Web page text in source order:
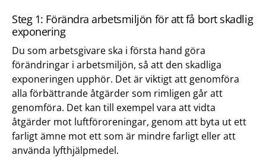
Steg 1: Förändra arbetsmiljön för att få bort skadlig
exponering
Du som arbetsgivare ska i första hand göra
förändringar i arbetsmiljön, så att den skadliga
exponeringen upphör. Det är viktigt att genomföra
alla förbättrande åtgärder som rimligen går att
genomföra. Det kan till exempel vara att vidta
åtgärder mot luftföroreningar, genom att byta ut ett
farligt ämne mot ett som är mindre farligt eller att
använda lyfthjälpmedel.